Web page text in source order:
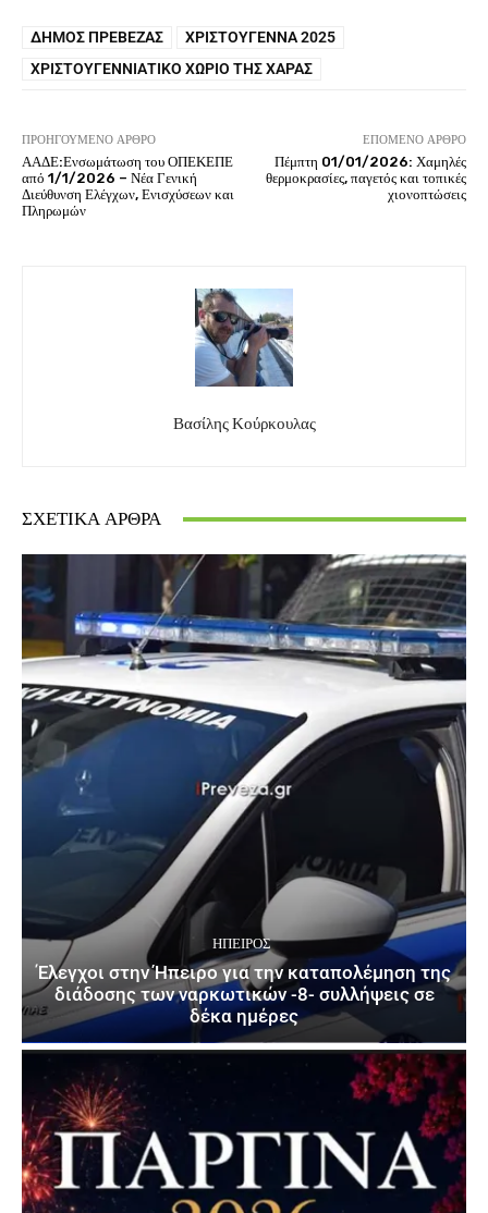
ΔΉΜΟΣ ΠΡΈΒΕΖΑΣ
ΧΡΙΣΤΟΎΓΕΝΝΑ 2025
ΧΡΙΣΤΟΥΓΕΝΝΙΆΤΙΚΟ ΧΩΡΙΌ ΤΗΣ ΧΑΡΆΣ
ΠΡΟΗΓΟΎΜΕΝΟ ΆΡΘΡΟ
ΑΑΔΕ:Ενσωμάτωση του ΟΠΕΚΕΠΕ
από 1/1/2026 – Νέα Γενική
Διεύθυνση Ελέγχων, Ενισχύσεων και
Πληρωμών
ΕΠΌΜΕΝΟ ΆΡΘΡΟ
Πέμπτη 01/01/2026: Χαμηλές
θερμοκρασίες, παγετός και τοπικές
χιονοπτώσεις
Βασίλης Κούρκουλας
ΣΧΕΤΙΚΆ ΆΡΘΡΑ
ΉΠΕΙΡΟΣ
Έλεγχοι στην Ήπειρο για την καταπολέμηση της
διάδοσης των ναρκωτικών -8- συλλήψεις σε
δέκα ημέρες